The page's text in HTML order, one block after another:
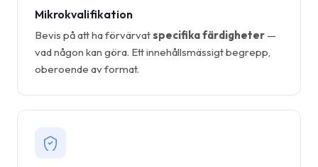
Mikrokvalifikation
Bevis på att ha förvärvatspecifika färdigheter —
vad någon kan göra. Ett innehållsmässigt begrepp,
oberoende av format.